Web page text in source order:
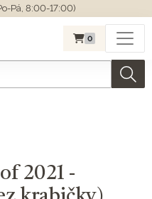
Pá, 8:00-17:00)
0
2021 -